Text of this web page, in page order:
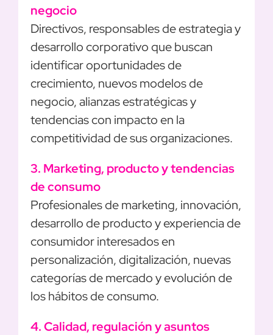
negocio
Directivos, responsables de estrategia y
desarrollo corporativo que buscan
identificar oportunidades de
crecimiento, nuevos modelos de
negocio, alianzas estratégicas y
tendencias con impacto en la
competitividad de sus organizaciones.
3. Marketing, producto y tendencias
de consumo
Profesionales de marketing, innovación,
desarrollo de producto y experiencia de
consumidor interesados en
personalización, digitalización, nuevas
categorías de mercado y evolución de
los hábitos de consumo.
4. Calidad, regulación y asuntos